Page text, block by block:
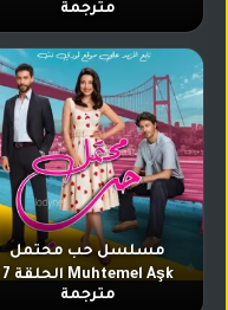
مترجمة
مسلسل حب محتمل
Muhtemel Aşk الحلقة 7
مترجمة